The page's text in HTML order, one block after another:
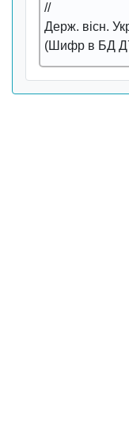
//
Держ. вісн.
(Шифр в БД